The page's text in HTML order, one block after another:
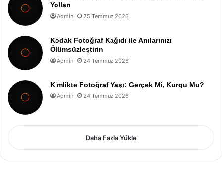
Yolları
Admin 25 Temmuz 2026
Kodak Fotoğraf Kağıdı ile Anılarınızı
Ölümsüzleştirin
Admin 24 Temmuz 2026
Kimlikte Fotoğraf Yaşı: Gerçek Mi, Kurgu Mu?
Admin 24 Temmuz 2026
Daha Fazla Yükle